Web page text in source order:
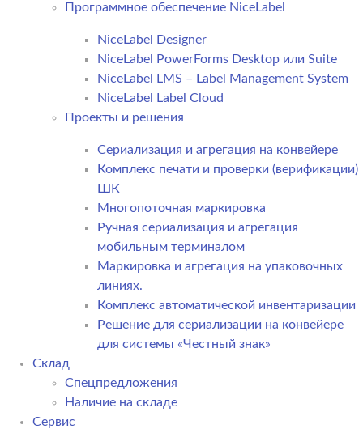
Программное обеспечение NiceLabel
NiceLabel Designer
NiceLabel PowerForms Desktop или Suite
NiceLabel LMS – Label Management System
NiceLabel Label Cloud
Проекты и решения
Сериализация и агрегация на конвейере
Комплекс печати и проверки (верификации)
ШК
Многопоточная маркировка
Ручная сериализация и агрегация
мобильным терминалом
Маркировка и агрегация на упаковочных
линиях.
Комплекс автоматической инвентаризации
Решение для сериализации на конвейере
для системы «Честный знак»
Склад
Спецпредложения
Наличие на складе
Сервис